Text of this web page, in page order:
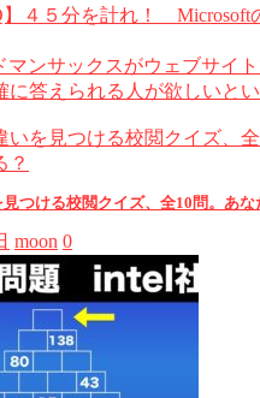
】４５分を計れ！ Microsoft
マンサックスがウェブサイ
に答えられる人が欲しいとい
つける校閲クイズ、全10問。あな
moon 0